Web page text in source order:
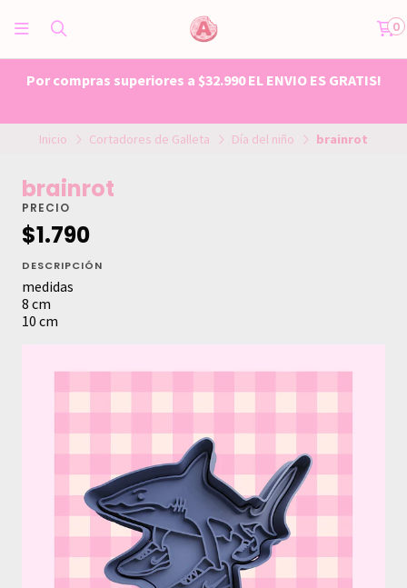
0
Por compras superiores a $32.990 EL ENVIO ES GRATIS!
Inicio Cortadores de Galleta Día del niño brainrot
brainrot
PRECIO
$1.790
DESCRIPCIÓN
medidas
8 cm
10 cm